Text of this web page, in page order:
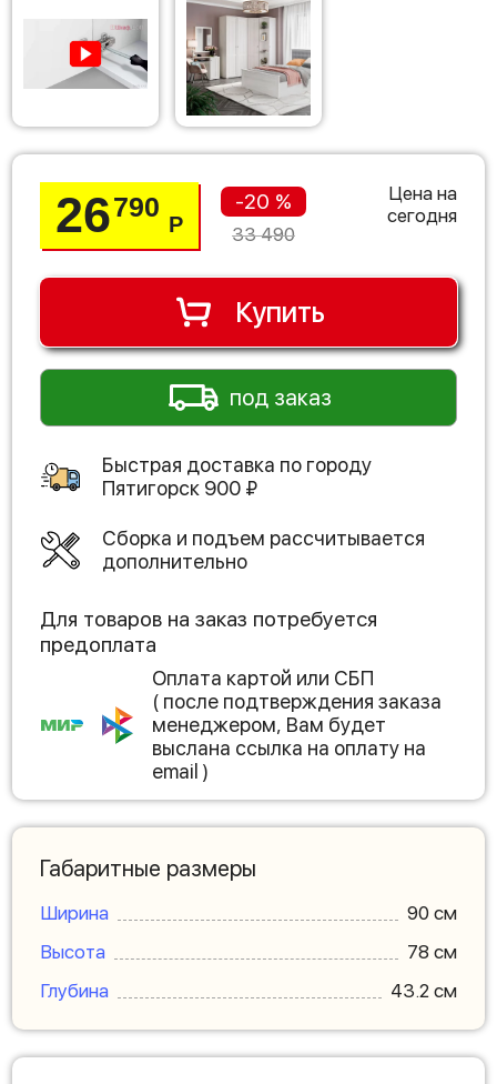
26790
Р
-20 %
33 490
Цена на
сегодня
Купить
под заказ
Быстрая доставка по городу
Пятигорск 900 ₽
Сборка и подъем рассчитывается
дополнительно
Для товаров на заказ потребуется
предоплата
Оплата картой или СБП
( после подтверждения заказа
менеджером, Вам будет
выслана ссылка на оплату на
email )
Габаритные размеры
Ширина
90 см
Высота
78 см
Глубина
43.2 см